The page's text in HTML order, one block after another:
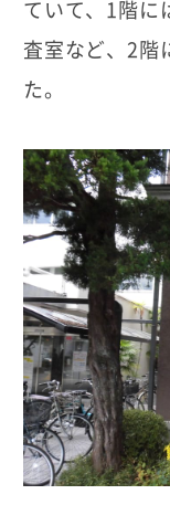
ていて、1階に
査室など、2階
た。